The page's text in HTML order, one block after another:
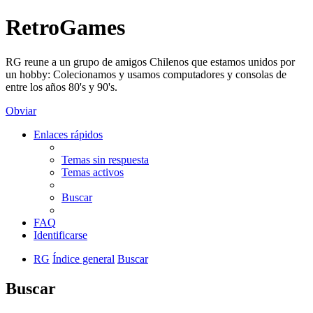
RetroGames
RG reune a un grupo de amigos Chilenos que estamos unidos por
un hobby: Colecionamos y usamos computadores y consolas de
entre los años 80's y 90's.
Obviar
Enlaces rápidos
Temas sin respuesta
Temas activos
Buscar
FAQ
Identificarse
RG Índice general Buscar
Buscar